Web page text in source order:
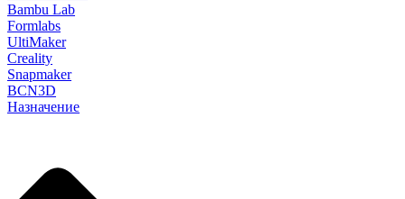
Bambu Lab
Formlabs
UltiMaker
Creality
Snapmaker
BCN3D
Назначение